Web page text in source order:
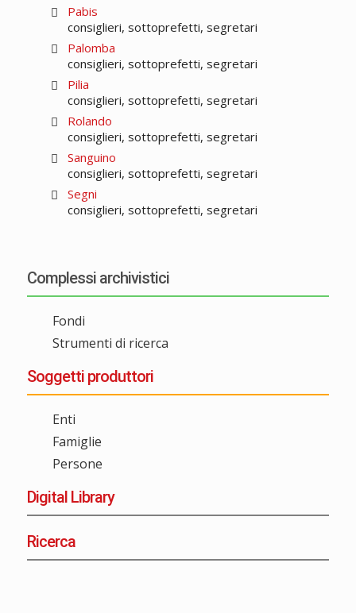
Pabis
consiglieri, sottoprefetti, segretari
Palomba
consiglieri, sottoprefetti, segretari
Pilia
consiglieri, sottoprefetti, segretari
Rolando
consiglieri, sottoprefetti, segretari
Sanguino
consiglieri, sottoprefetti, segretari
Segni
consiglieri, sottoprefetti, segretari
Complessi archivistici
Fondi
Strumenti di ricerca
Soggetti produttori
Enti
Famiglie
Persone
Digital Library
Ricerca